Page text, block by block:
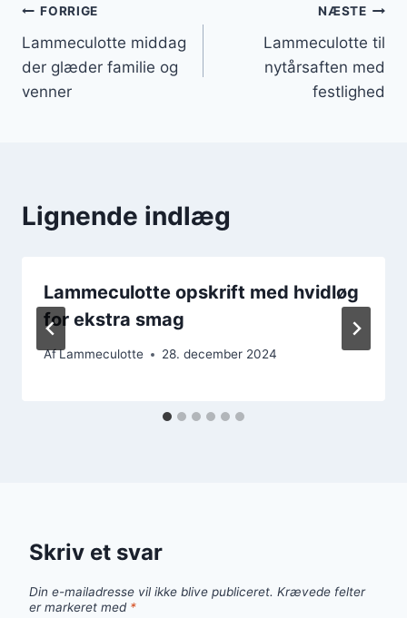
Indlægsnavigation
FORRIGE
Lammeculotte middag
der glæder familie og
venner
NÆSTE
Lammeculotte til
nytårsaften med
festlighed
Lignende indlæg
Lammeculotte opskrift med hvidløg
for ekstra smag
AfLammeculotte 28. december 2024
Skriv et svar
Din e-mailadresse vil ikke blive publiceret. Krævede felter
er markeret med *